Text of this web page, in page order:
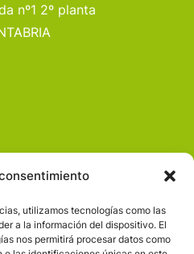
utilizamos tecnologías como las
a la información del dispositivo. El
nos permitirá procesar datos como
nº1 2º planta